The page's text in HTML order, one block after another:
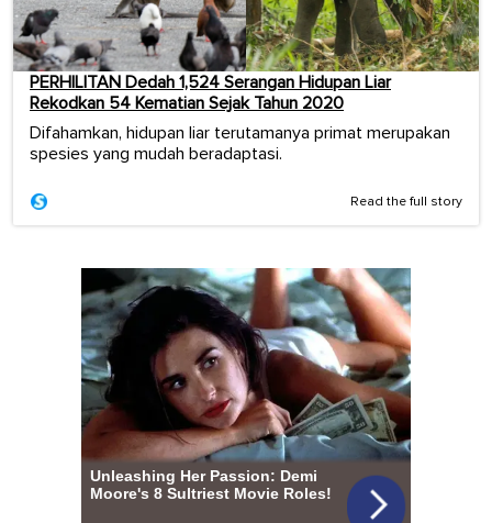
PERHILITAN Dedah 1,524 Serangan Hidupan Liar
Rekodkan 54 Kematian Sejak Tahun 2020
Difahamkan, hidupan liar terutamanya primat merupakan
spesies yang mudah beradaptasi.
Read the full story